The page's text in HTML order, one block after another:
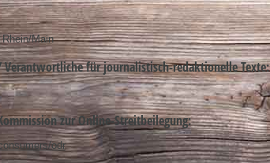
Main
für journalistisch-redaktionelle Texte:
zur Online-Streitbeilegung:
odr